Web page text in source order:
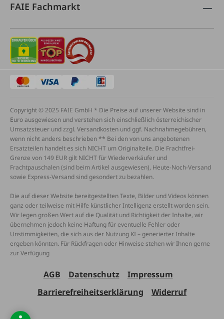
FAIE Fachmarkt
Copyright © 2025 FAIE GmbH * Die Preise auf unserer Website sind in
Euro ausgewiesen und verstehen sich einschließlich österreichischer
Umsatzsteuer und zzgl. Versandkosten und ggf. Nachnahmegebühren,
wenn nicht anders beschrieben ** Bei den von uns angebotenen
Ersatzteilen handelt es sich NICHT um Originalteile. Die Frachtfrei-
Grenze von 149 EUR gilt NICHT für Wiederverkäufer und
Frachtpauschalen (sind beim Artikel ausgewiesen), Heute-Noch-Versand
sowie Express-Versand sind gesondert zu bezahlen.
Die auf dieser Website bereitgestellten Texte, Bilder und Videos können
ganz oder teilweise mit Hilfe künstlicher Intelligenz erstellt worden sein.
Wir legen großen Wert auf die Qualität und Richtigkeit der Inhalte, wir
übernehmen jedoch keine Haftung für eventuelle Fehler oder
Unstimmigkeiten, die sich aus der Nutzung KI – generierter Inhalte
ergeben könnten. Für Rückfragen oder Hinweise stehen wir Ihnen gerne
zur Verfügung
AGB Datenschutz
Impressum
Barrierefreiheitserklärung
Widerruf